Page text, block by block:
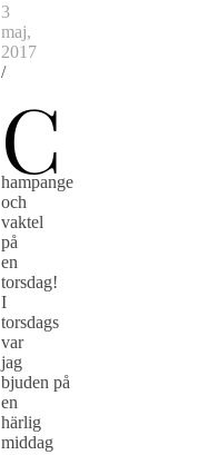
3
maj,
2017
/
C
hampange
och
vaktel
på
en
torsdag!
I
torsdags
var
jag
bjuden på
en
härlig
middag